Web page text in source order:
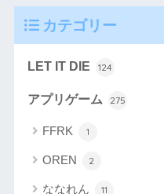
カテゴリー
LET IT DIE 124
アプリゲーム 275
FFRK 1
OREN 2
ななれん 11